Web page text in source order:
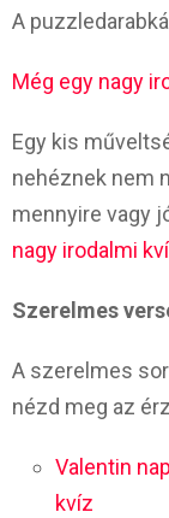
A
Még egy nagy
Egy kis
nehéznek nem
mennyire vagy
nagy irodalmi
Szerelmes
A szerelmes
nézd meg az
Valentin
kvíz